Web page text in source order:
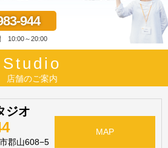
944
10:00～20:00
Studio
店舗のご案内
ジオ
郡山608−5
MAP